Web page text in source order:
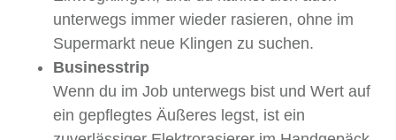
unterwegs immer wieder rasieren, ohne im
Supermarkt neue Klingen zu suchen.
Businesstrip
Wenn du im Job unterwegs bist und Wert auf
ein gepflegtes Äußeres legst, ist ein